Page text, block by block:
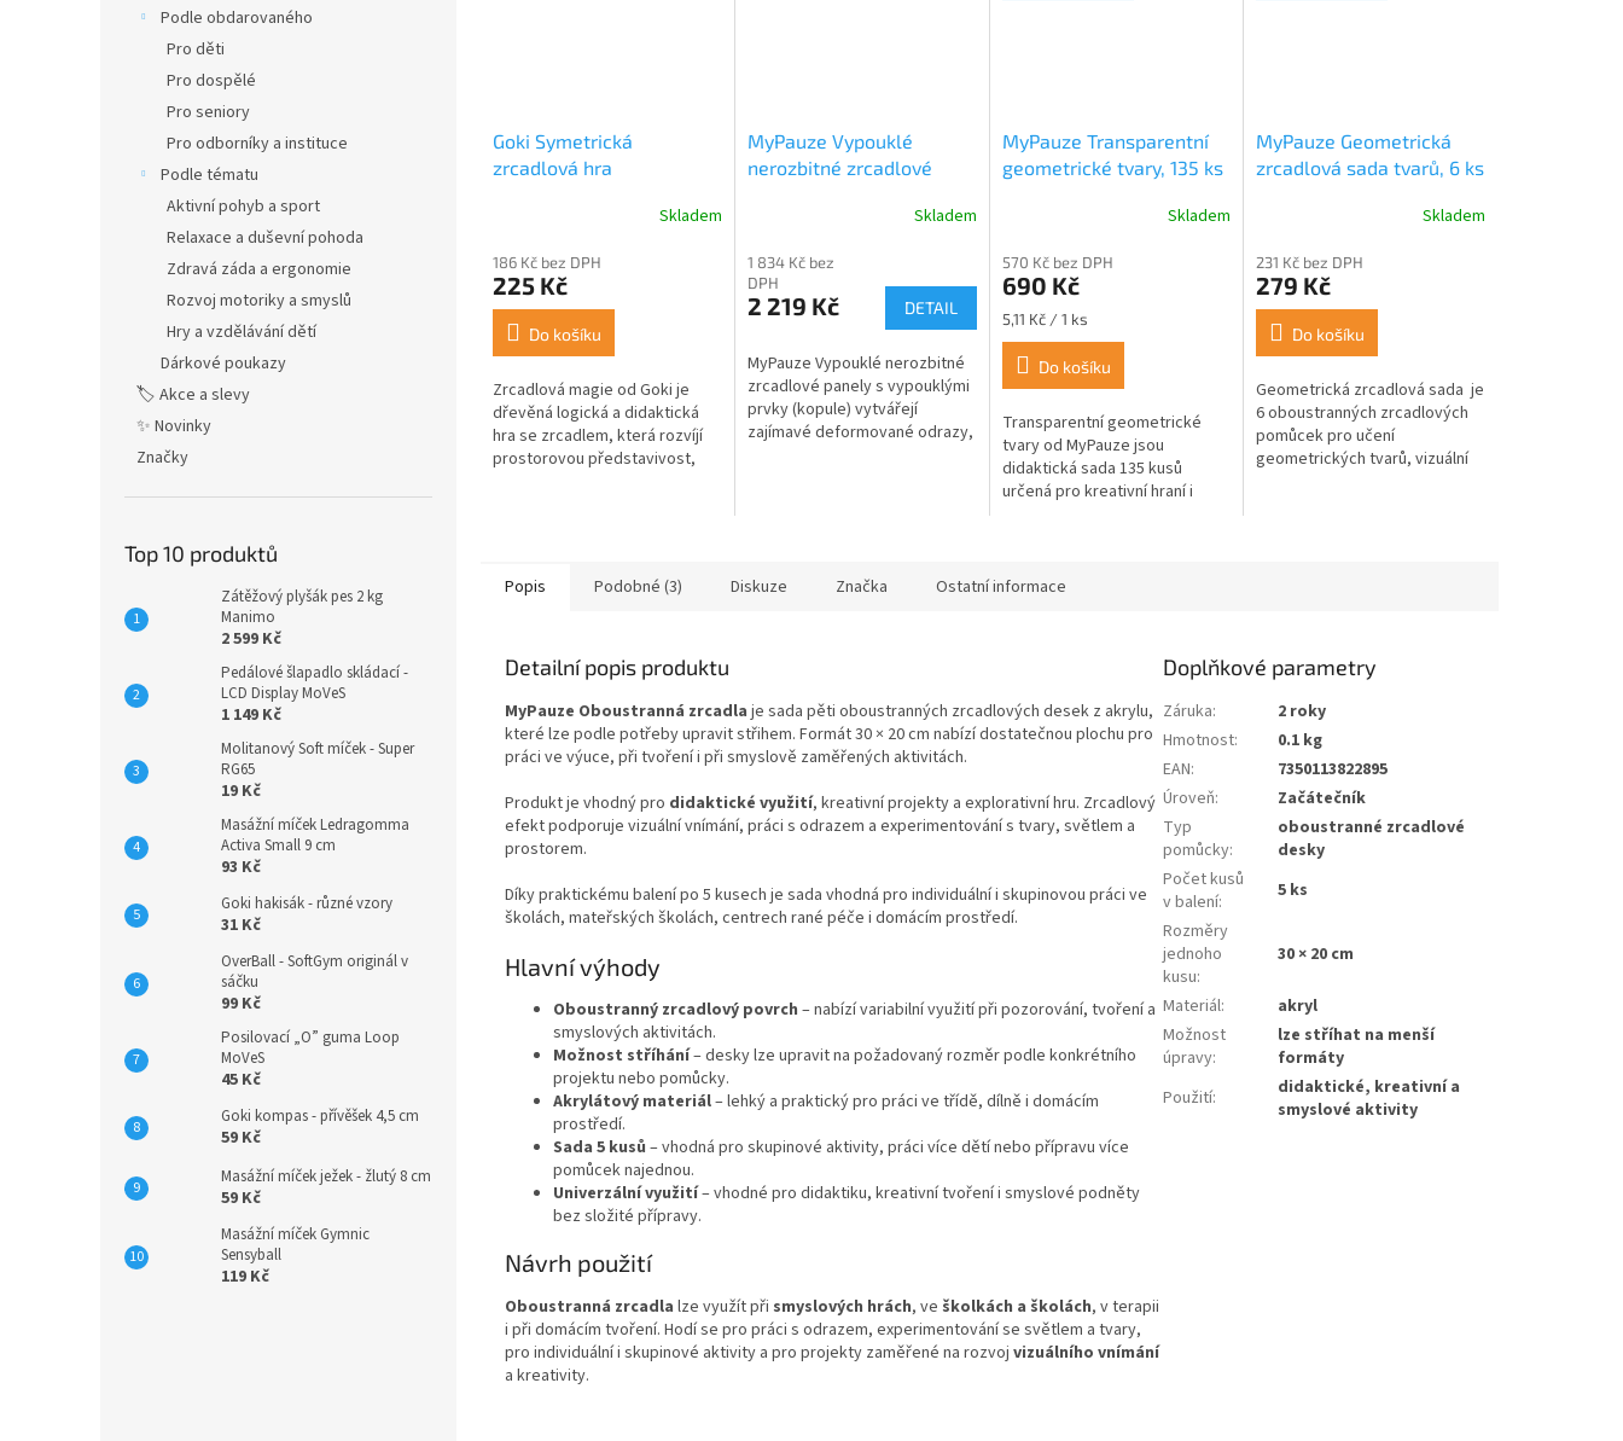
Podle obdarovaného
Pro děti
Pro dospělé
Pro seniory
Pro odborníky a instituce
Podle tématu
Aktivní pohyb a sport
Relaxace a duševní pohoda
Zdravá záda a ergonomie
Rozvoj motoriky a smyslů
Hry a vzdělávání dětí
Dárkové poukazy
🏷️ Akce a slevy
✨ Novinky
Značky
Top 10 produktů
Zátěžový plyšák pes 2 kg
Manimo
2 599 Kč
Pedálové šlapadlo skládací -
LCD Display MoVeS
1 149 Kč
Molitanový Soft míček - Super
RG65
19 Kč
Masážní míček Ledragomma
Activa Small 9 cm
93 Kč
Goki hakisák - různé vzory
31 Kč
OverBall - SoftGym originál v
sáčku
99 Kč
Posilovací „O” guma Loop
MoVeS
45 Kč
Goki kompas - přívěšek 4,5 cm
59 Kč
Masážní míček ježek - žlutý 8 cm
59 Kč
Masážní míček Gymnic
Sensyball
119 Kč
Goki Symetrická
zrcadlová hra
produktu
je
4,0
5
hvězdiček.
Skladem
186 Kč bez DPH
225 Kč
Do košíku
Zrcadlová magie od Goki je
dřevěná logická a didaktická
hra se zrcadlem, která rozvíjí
prostorovou představivost,
MyPauze Vypouklé
nerozbitné zrcadlové
Skladem
1 834 Kč bez
DPH
2 219 Kč DETAIL
MyPauze Vypouklé nerozbitné
zrcadlové panely s vypouklými
prvky (kopule) vytvářejí
zajímavé deformované odrazy,
MyPauze Transparentní
geometrické tvary, 135 ks
Skladem
570 Kč bez DPH
690 Kč
Měrná
cena:
5,11 Kč / 1 ks
Do košíku
Transparentní geometrické
tvary od MyPauze jsou
didaktická sada 135 kusů
určená pro kreativní hraní i
MyPauze Geometrická
zrcadlová sada tvarů, 6 ks
Skladem
231 Kč bez DPH
279 Kč
Do košíku
Geometrická zrcadlová sada je
6 oboustranných zrcadlových
pomůcek pro učení
geometrických tvarů, vizuální
Popis Podobné (3) Diskuze Značka Ostatní informace
Detailní popis produktu
MyPauze Oboustranná zrcadla je sada pěti oboustranných zrcadlových desek z akrylu,
které lze podle potřeby upravit střihem. Formát 30 × 20 cm nabízí dostatečnou plochu pro
práci ve výuce, při tvoření i při smyslově zaměřených aktivitách.
Produkt je vhodný pro didaktické využití, kreativní projekty a explorativní hru. Zrcadlový
efekt podporuje vizuální vnímání, práci s odrazem a experimentování s tvary, světlem a
prostorem.
Díky praktickému balení po 5 kusech je sada vhodná pro individuální i skupinovou práci ve
školách, mateřských školách, centrech rané péče i domácím prostředí.
Hlavní výhody
Oboustranný zrcadlový povrch – nabízí variabilní využití při pozorování, tvoření a
smyslových aktivitách.
Možnost stříhání– desky lze upravit na požadovaný rozměr podle konkrétního
projektu nebo pomůcky.
Akrylátový materiál– lehký a praktický pro práci ve třídě, dílně i domácím
prostředí.
Sada 5 kusů – vhodná pro skupinové aktivity, práci více dětí nebo přípravu více
pomůcek najednou.
Univerzální využití– vhodné pro didaktiku, kreativní tvoření i smyslové podněty
bez složité přípravy.
Návrh použití
Oboustranná zrcadla lze využít při smyslových hrách, ve školkách a školách, v terapii
i při domácím tvoření. Hodí se pro práci s odrazem, experimentování se světlem a tvary,
pro individuální i skupinové aktivity a pro projekty zaměřené na rozvoj vizuálního vnímání
a kreativity.
Doplňkové parametry
Záruka:
2 roky
Hmotnost:
0.1 kg
EAN:
7350113822895
Úroveň:
Začátečník
Typ
pomůcky:
oboustranné zrcadlové
desky
Počet kusů
v balení:
5 ks
Rozměry
jednoho
kusu:
30 × 20 cm
Materiál:
akryl
Možnost
úpravy:
lze stříhat na menší
formáty
Použití:
didaktické, kreativní a
smyslové aktivity